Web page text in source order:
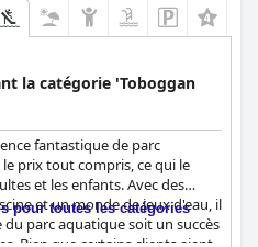
la catégorie 'Toboggan
fantastique de parc
prix tout compris, ce qui le
et les enfants. Avec des
et un monde de jeux d'eau, il
parc aquatique soit un succès
pour toutes les catégories